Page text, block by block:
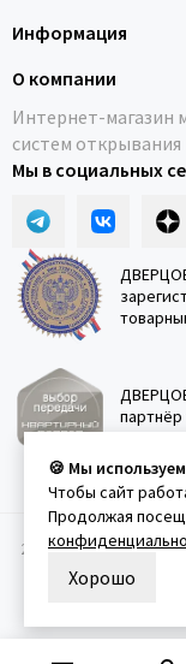
Информация
О компании
Интернет-магазин
систем
Мы в социальных
2011-2026 © Дверцов.
🍪 Мы
Чтобы сайт
Продолжая
Хорошо